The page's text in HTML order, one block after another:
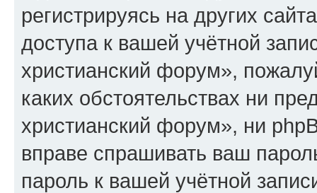
регистрируясь на других
доступа к вашей учётной
христианский форум»,
каких обстоятельствах ни
христианский форум», ни
вправе спрашивать ваш
пароль к вашей учётной